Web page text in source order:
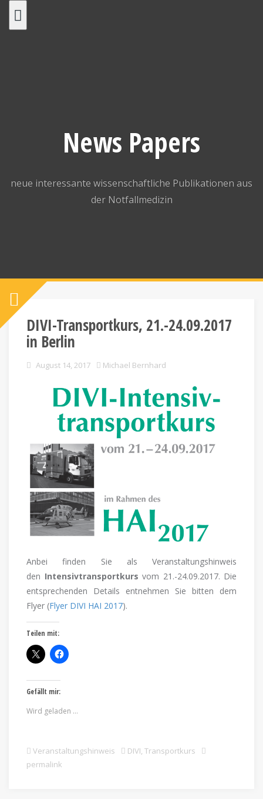
News Papers
neue interessante wissenschaftliche Publikationen aus
der Notfallmedizin
DIVI-Transportkurs, 21.-24.09.2017
in Berlin
August 14, 2017 Michael Bernhard
Anbei finden Sie als Veranstaltungshinweis
den Intensivtransportkurs vom 21.-24.09.2017. Die
entsprechenden Details entnehmen Sie bitten dem
Flyer (Flyer DIVI HAI 2017).
Teilen mit:
Gefällt mir:
Wird geladen …
Veranstaltungshinweis DIVI, Transportkurs
permalink